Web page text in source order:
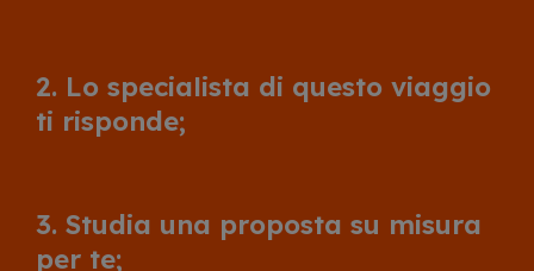
2. Lo specialista di questo viaggio
ti risponde;
3. Studia una proposta su misura
per te;